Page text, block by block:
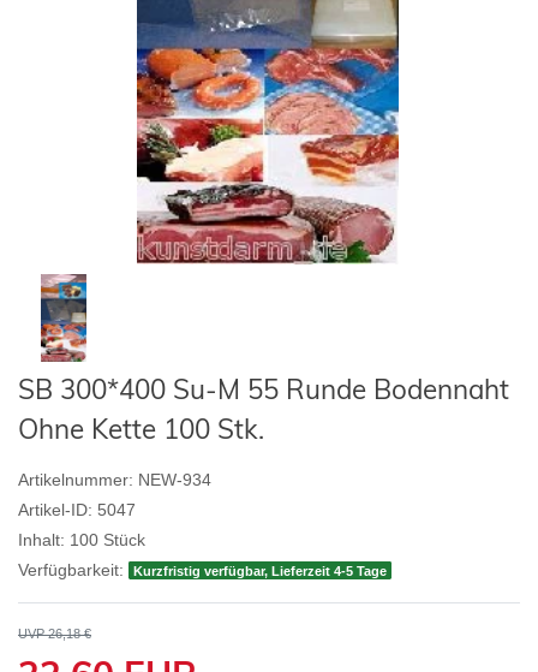
SB 300*400 Su-M 55 Runde Bodennaht
Ohne Kette 100 Stk.
Artikelnummer: NEW-934
Artikel-ID: 5047
Inhalt: 100 Stück
Verfügbarkeit:
Kurzfristig verfügbar, Lieferzeit 4-5 Tage
UVP 26,18 €